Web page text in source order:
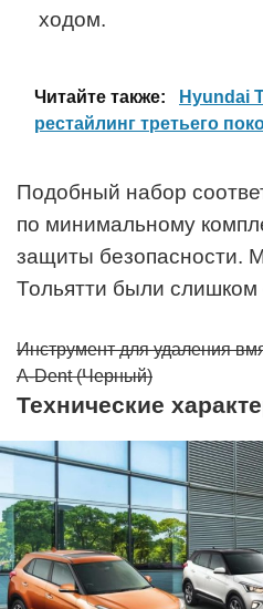
ходом.
Читайте также:
Hyundai
рестайлинг третьего
Подобный набор
по минимальному
защиты безопасности.
Тольятти были слишком
Инструмент для удаления
A-Dent (Черный)
Технические